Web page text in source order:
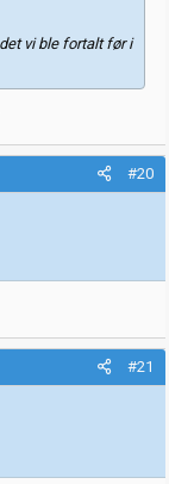
vi ble fortalt før i
#20
#21